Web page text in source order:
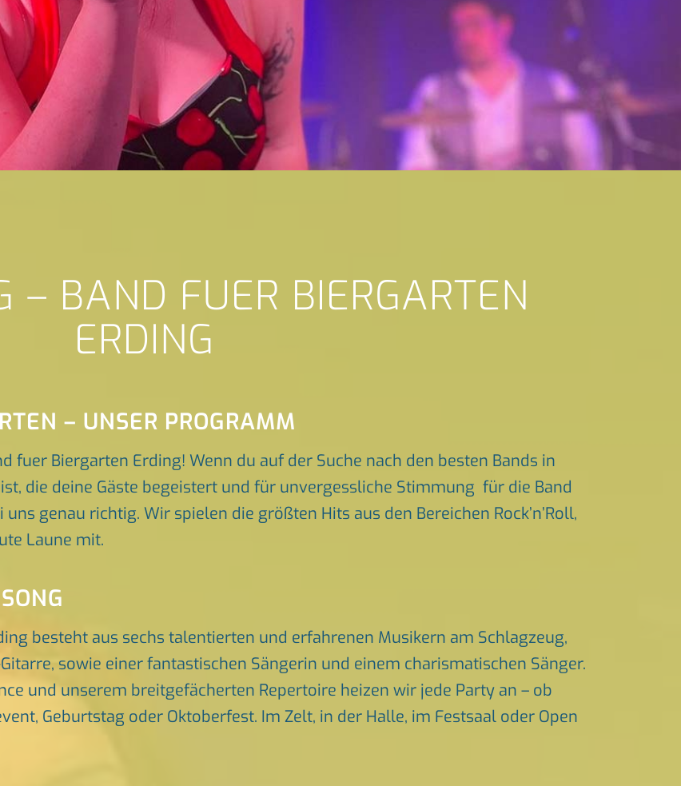
– BAND FUER BIERGARTEN
ERDING
– UNSER PROGRAMM
fuer Biergarten Erding! Wenn du auf der Suche nach den besten Bands in
die deine Gäste begeistert und für unvergessliche Stimmung für die Band
genau richtig. Wir spielen die größten Hits aus den Bereichen Rock’n’Roll,
Laune mit.
besteht aus sechs talentierten und erfahrenen Musikern am Schlagzeug,
sowie einer fantastischen Sängerin und einem charismatischen Sänger.
und unserem breitgefächerten Repertoire heizen wir jede Party an – ob
Geburtstag oder Oktoberfest. Im Zelt, in der Halle, im Festsaal oder Open